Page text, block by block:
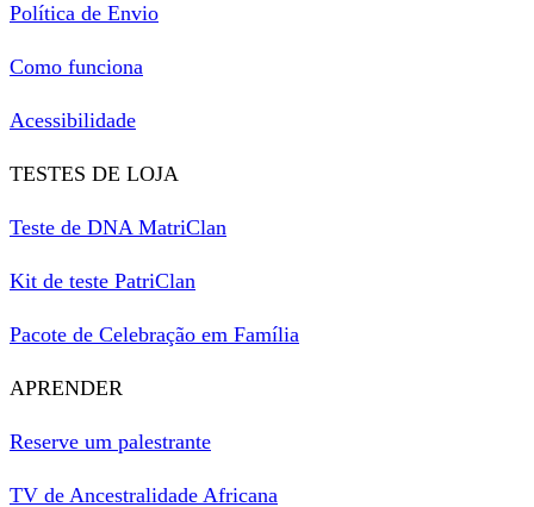
Política de Envio
Como funciona
Acessibilidade
TESTES DE LOJA
Teste de DNA MatriClan
Kit de teste PatriClan
Pacote de Celebração em Família
APRENDER
Reserve um palestrante
TV de Ancestralidade Africana